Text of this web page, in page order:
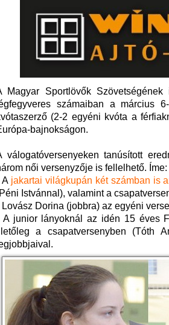
Magyar Sportlövők
számaiban a március
(2-2 egyéni kvóta a
bajnokságon.
válogatóversenyeken tanúsított
női versenyzője is fellelhető. Íme:
A jakartai világkupán két számban is
Istvánnal), valamint a
Lovász Dorina (jobbra) az egyéni
A junior lányoknál az idén 15 éves
a csapatversenyben (Tóth